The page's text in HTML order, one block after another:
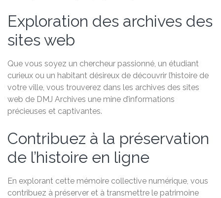
Exploration des archives des
sites web
Que vous soyez un chercheur passionné, un étudiant
curieux ou un habitant désireux de découvrir l’histoire de
votre ville, vous trouverez dans les archives des sites
web de DMJ Archives une mine d’informations
précieuses et captivantes.
Contribuez à la préservation
de l’histoire en ligne
En explorant cette mémoire collective numérique, vous
contribuez à préserver et à transmettre le patrimoine